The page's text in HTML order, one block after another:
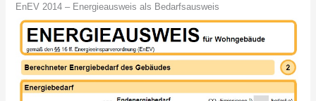
EnEV 2014 – Energieausweis als Bedarfsausweis